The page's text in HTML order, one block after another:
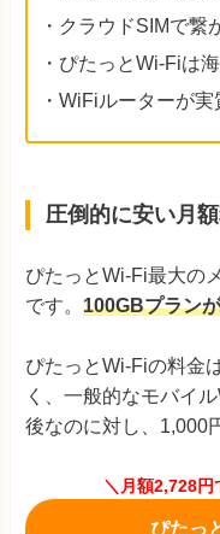
・クラウドSIMで繋
・ぴたっとWi-Fiは
・WiFiルーターが
圧倒的に安い月
ぴたっとWi-Fi最大の
です。 100GBプラン
ぴたっとWi-Fiの料金
く、一般的なモバイ
後なのに対し、1,000
＼月額2,728円
ぴたっ